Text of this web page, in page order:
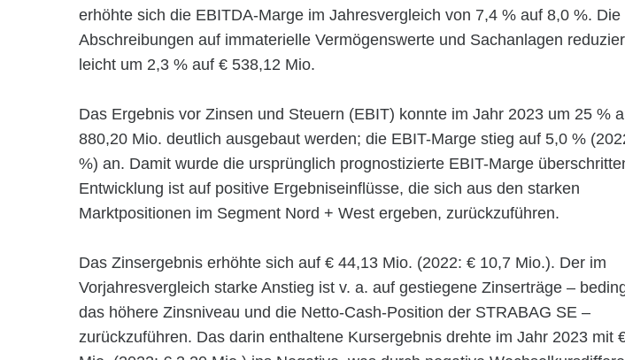
erhöhte sich die EBITDA-Marge im Jahresvergleich von 7,4 % auf 8,0 %. Die
Abschreibungen auf immaterielle Vermögenswerte und Sachanlagen
leicht um 2,3 % auf € 538,12 Mio.
Das Ergebnis vor Zinsen und Steuern (EBIT) konnte im Jahr 2023 um 25 %
880,20 Mio. deutlich ausgebaut werden; die EBIT-Marge stieg auf 5,0 %
%) an. Damit wurde die ursprünglich prognostizierte EBIT-Marge
Entwicklung ist auf positive Ergebniseinflüsse, die sich aus den starken
Marktpositionen im Segment Nord + West ergeben, zurückzuführen.
Das Zinsergebnis erhöhte sich auf € 44,13 Mio. (2022: € 10,7 Mio.). Der im
Vorjahresvergleich starke Anstieg ist v. a. auf gestiegene Zinserträge –
das höhere Zinsniveau und die Netto-Cash-Position der STRABAG SE –
zurückzuführen. Das darin enthaltene Kursergebnis drehte im Jahr 2023 mit